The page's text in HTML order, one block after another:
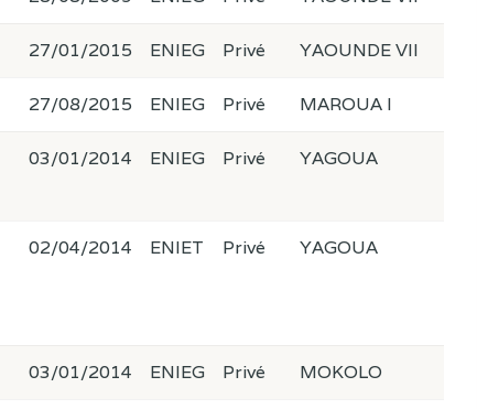
27/01/2015 ENIEG Privé YAOUNDE VII
27/08/2015 ENIEG Privé MAROUA I
03/01/2014 ENIEG Privé YAGOUA
02/04/2014 ENIET Privé YAGOUA
03/01/2014 ENIEG Privé MOKOLO